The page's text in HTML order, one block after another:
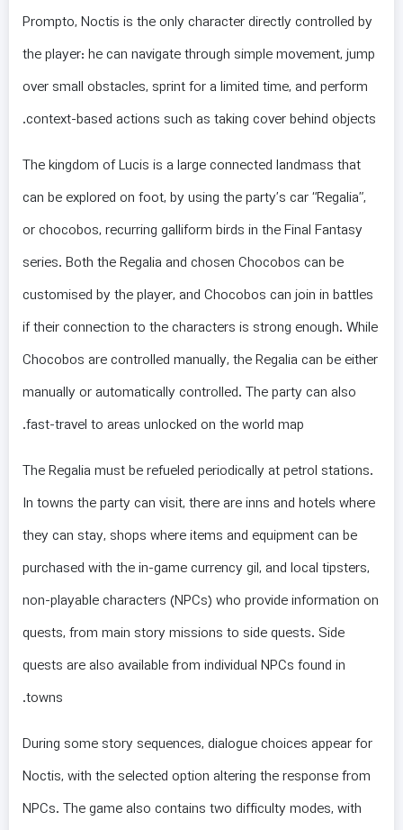
Prompto, Noctis is the only character directly controlled by
the player: he can navigate through simple movement, jump
over small obstacles, sprint for a limited time, and perform
context-based actions such as taking cover behind objects.
The kingdom of Lucis is a large connected landmass that
can be explored on foot, by using the party’s car “Regalia”,
or chocobos, recurring galliform birds in the Final Fantasy
series. Both the Regalia and chosen Chocobos can be
customised by the player, and Chocobos can join in battles
if their connection to the characters is strong enough. While
Chocobos are controlled manually, the Regalia can be either
manually or automatically controlled. The party can also
fast-travel to areas unlocked on the world map.
The Regalia must be refueled periodically at petrol stations.
In towns the party can visit, there are inns and hotels where
they can stay, shops where items and equipment can be
purchased with the in-game currency gil, and local tipsters,
non-playable characters (NPCs) who provide information on
quests, from main story missions to side quests. Side
quests are also available from individual NPCs found in
towns.
During some story sequences, dialogue choices appear for
Noctis, with the selected option altering the response from
NPCs. The game also contains two difficulty modes, with